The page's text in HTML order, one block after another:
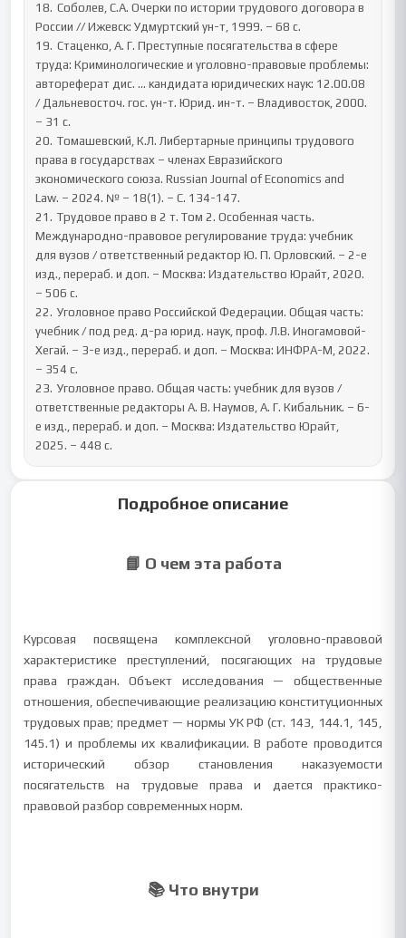
18.	Соболев, С.А. Очерки по истории трудового договора в
России // Ижевск: Удмуртский ун-т, 1999. – 68 с.
19.	Стаценко, А. Г. Преступные посягательства в сфере
труда: Криминологические и уголовно-правовые проблемы:
автореферат дис. ... кандидата юридических наук: 12.00.08
/ Дальневосточ. гос. ун-т. Юрид. ин-т. – Владивосток, 2000.
– 31 с.
20.	Томашевский, К.Л. Либертарные принципы трудового
права в государствах – членах Евразийского
экономического союза. Russian Journal of Economics and
Law. – 2024. № – 18(1). – С. 134-147.
21.	Трудовое право в 2 т. Том 2. Особенная часть.
Международно-правовое регулирование труда: учебник
для вузов / ответственный редактор Ю. П. Орловский. – 2-е
изд., перераб. и доп. – Москва: Издательство Юрайт, 2020.
– 506 с.
22.	Уголовное право Российской Федерации. Общая часть:
учебник / под ред. д-ра юрид. наук, проф. Л.В. Иногамовой-
Хегай. – 3-е изд., перераб. и доп. – Москва: ИНФРА-М, 2022.
– 354 с.
23.	Уголовное право. Общая часть: учебник для вузов /
ответственные редакторы А. В. Наумов, А. Г. Кибальник. – 6-
е изд., перераб. и доп. – Москва: Издательство Юрайт,
2025. – 448 с.
Подробное описание
📘 О чем эта работа
Курсовая посвящена комплексной уголовно-правовой
характеристике преступлений, посягающих на трудовые
права граждан. Объект исследования — общественные
отношения, обеспечивающие реализацию конституционных
трудовых прав; предмет — нормы УК РФ (ст. 143, 144.1, 145,
145.1) и проблемы их квалификации. В работе проводится
исторический обзор становления наказуемости
посягательств на трудовые права и дается практико-
правовой разбор современных норм.
📚 Что внутри